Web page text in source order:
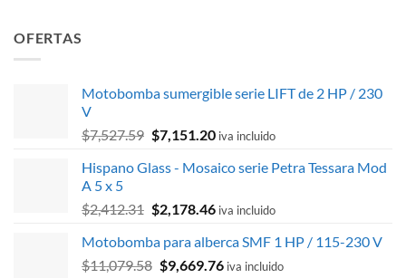
OFERTAS
Motobomba sumergible serie LIFT de 2 HP / 230
V
$7,527.59 El
original
$7,527.59.
$7,151.20El
actual
$7,151.20.
iva incluido
Hispano Glass - Mosaico serie Petra Tessara Mod
A 5 x 5
$2,412.31 El
original
era:
$2,178.46El
actual
es:
iva incluido
Motobomba para alberca SMF 1 HP / 115-230 V
$11,079.58 El
$9,669.76Eliva incluido